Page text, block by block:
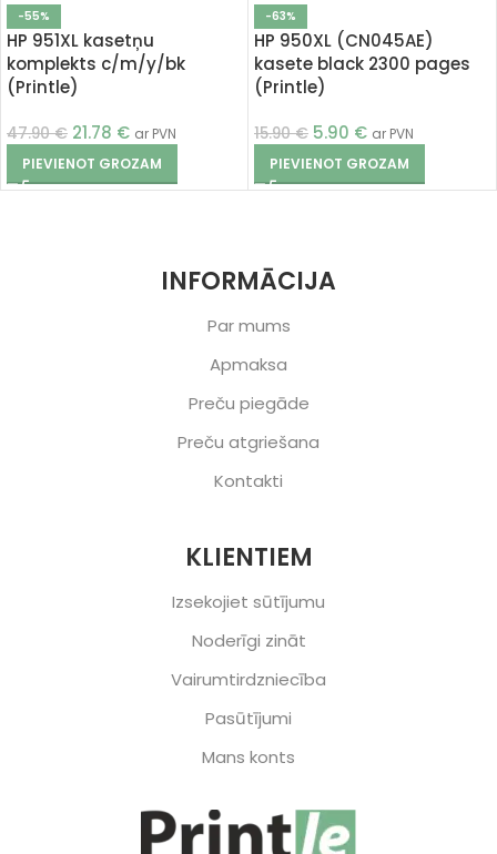
-55%
HP 951XL kasetņu
komplekts c/m/y/bk
(Printle)
47.90€ 21.78 € ar PVN
PIEVIENOT GROZAM
-63%
HP 950XL (CN045AE)
kasete black 2300 pages
(Printle)
15.90€ 5.90 € ar PVN
PIEVIENOT GROZAM
INFORMĀCIJA
Par mums
Apmaksa
Preču piegāde
Preču atgriešana
Kontakti
KLIENTIEM
Izsekojiet sūtījumu
Noderīgi zināt
Vairumtirdzniecība
Pasūtījumi
Mans konts